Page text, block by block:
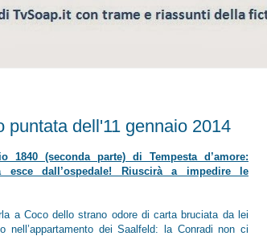
puntata dell'11 gennaio 2014
1840 (seconda parte) di Tempesta d’amore:
esce dall’ospedale! Riuscirà a impedire le
a Coco dello strano odore di carta bruciata da lei
nell’appartamento dei Saalfeld: la Conradi non ci